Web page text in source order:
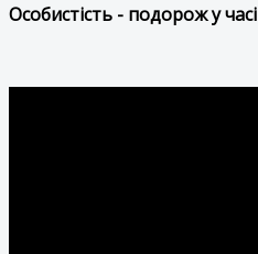
Особистість - подорож у часі